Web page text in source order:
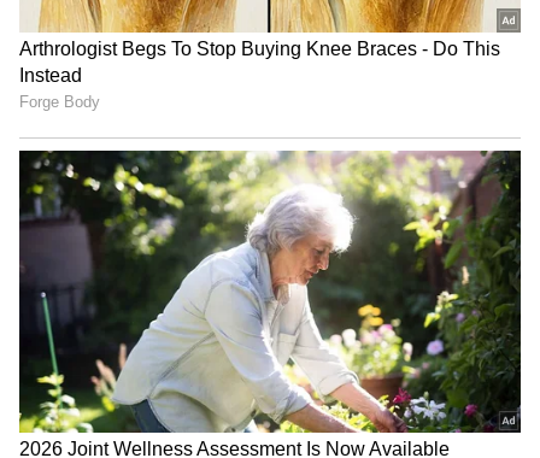
తెలియజేశారు.